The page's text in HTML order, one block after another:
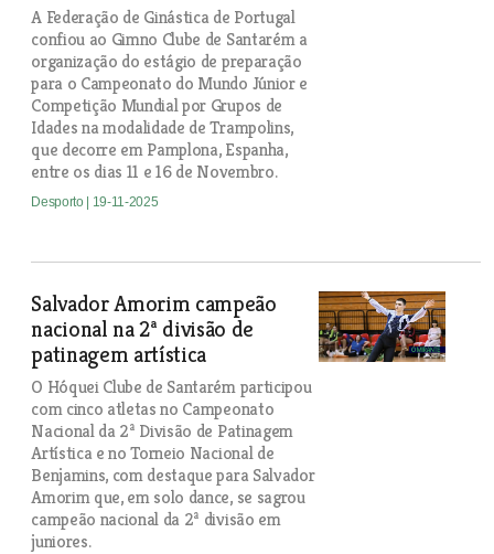
A Federação de Ginástica de Portugal
confiou ao Gimno Clube de Santarém a
organização do estágio de preparação
para o Campeonato do Mundo Júnior e
Competição Mundial por Grupos de
Idades na modalidade de Trampolins,
que decorre em Pamplona, Espanha,
entre os dias 11 e 16 de Novembro.
Desporto | 19-11-2025
Salvador Amorim campeão
nacional na 2ª divisão de
patinagem artística
O Hóquei Clube de Santarém participou
com cinco atletas no Campeonato
Nacional da 2ª Divisão de Patinagem
Artística e no Torneio Nacional de
Benjamins, com destaque para Salvador
Amorim que, em solo dance, se sagrou
campeão nacional da 2ª divisão em
juniores.